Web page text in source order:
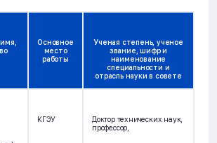
Основное
место
работы
Ученая степень, ученое
звание, шифр и
наименование
специальности и
отрасль науки в совете
КГЭУ
Доктор технических наук,
профессор,